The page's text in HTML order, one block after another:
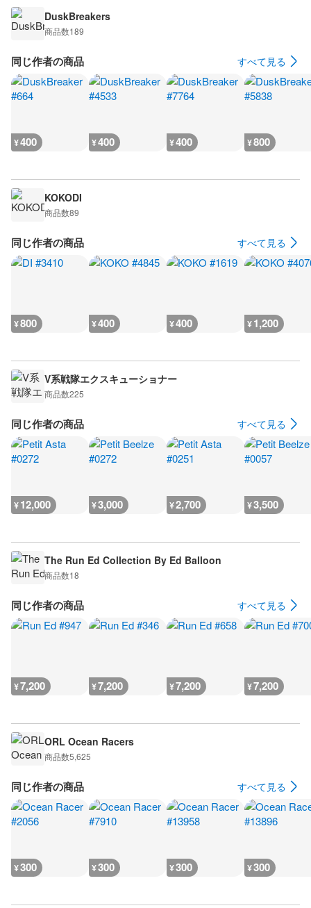
DuskBreakers
商品数189
同じ作者の商品 すべて見る
¥400 ¥400 ¥400 ¥800
KOKODI
商品数89
同じ作者の商品 すべて見る
¥800 ¥400 ¥400 ¥1,200
V系戦隊エクスキューショナー
商品数225
同じ作者の商品 すべて見る
¥12,000 ¥3,000 ¥2,700 ¥3,500
The Run Ed Collection By Ed Balloon
商品数18
同じ作者の商品 すべて見る
¥7,200 ¥7,200 ¥7,200 ¥7,200
ORL Ocean Racers
商品数5,625
同じ作者の商品 すべて見る
¥300 ¥300 ¥300 ¥300